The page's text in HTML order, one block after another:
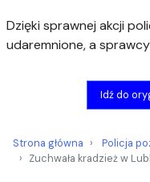
Dzięki sprawnej akcji
udaremnione, a
Idź do
Strona główna
Policja
Zuchwała kradzież w